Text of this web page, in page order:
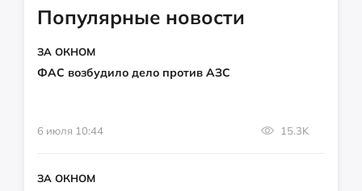
Популярные новости
ЗА ОКНОМ
ФАС возбудило дело против АЗС
6 июля 10:44 15.3K
ЗА ОКНОМ